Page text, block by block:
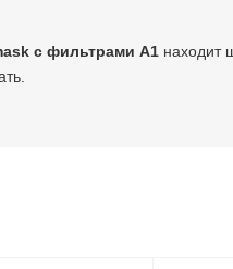
с фильтрами А1 находит